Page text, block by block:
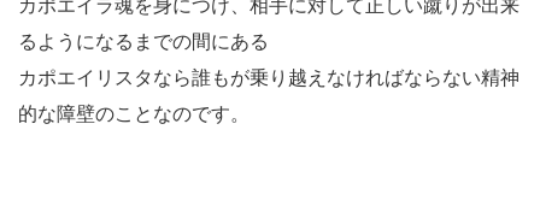
るようになるまでの間にある
カポエイリスタなら誰もが乗り越えなければならない精神
的な障壁のことなのです。